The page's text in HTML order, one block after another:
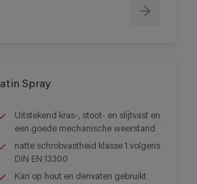
Spray
Uitstekend kras-, stoot- en slijtvast en
een goede mechanische weerstand
natte schrobvastheid klasse 1 volgens
DIN EN 13300
Kan op hout en derivaten gebruikt